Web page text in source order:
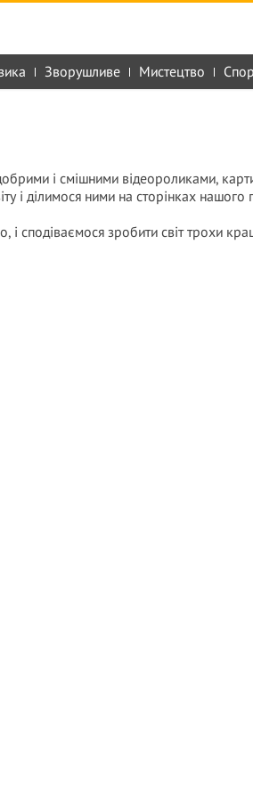
Зворушливе Мистецтво
і смішними відеороликами,
і ділимося ними на сторінках нашого
сподіваємося зробити світ трохи